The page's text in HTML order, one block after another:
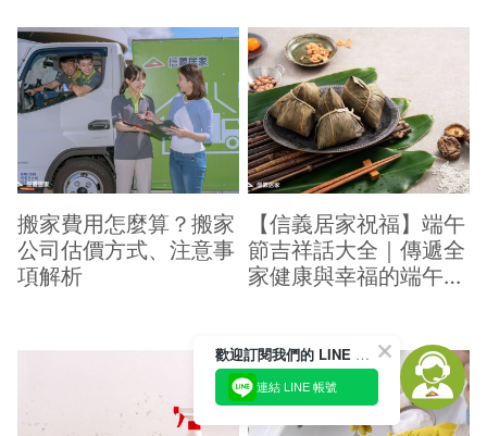
搬家費用怎麼算？搬家
公司估價方式、注意事
項解析
【信義居家祝福】端午
節吉祥話大全｜傳遞全
家健康與幸福的端午祝
歡迎訂閱我們的 LINE 官方帳號
連結 LINE 帳號